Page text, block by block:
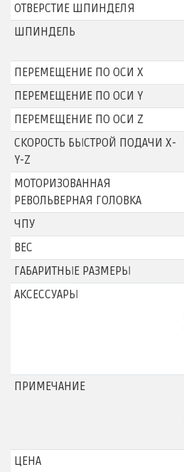
ОТВЕРСТИЕ ШПИНДЕЛЯ
ШПИНДЕЛЬ
ПЕРЕМЕЩЕНИЕ ПО ОСИ X
ПЕРЕМЕЩЕНИЕ ПО ОСИ Y
ПЕРЕМЕЩЕНИЕ ПО ОСИ Z
СКОРОСТЬ БЫСТРОЙ ПОДАЧИ X-
Y-Z
МОТОРИЗОВАННАЯ
РЕВОЛЬВЕРНАЯ ГОЛОВКА
ЧПУ
ВЕС
ГАБАРИТНЫЕ РАЗМЕРЫ
АКСЕССУАРЫ
ПРИМЕЧАНИЕ
ЦЕНА